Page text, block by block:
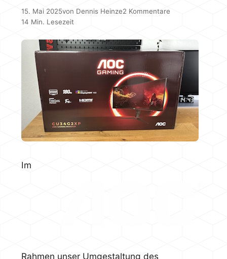
15. Mai 2025von Dennis Heinze2 Kommentare
14 Min. Lesezeit
Im
Rahmen unser Umgestaltung des